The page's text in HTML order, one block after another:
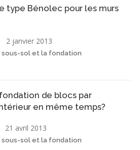
type Bénolec pour les murs
2 janvier 2013
sol et la fondation
de blocs par
en même temps?
21 avril 2013
sol et la fondation